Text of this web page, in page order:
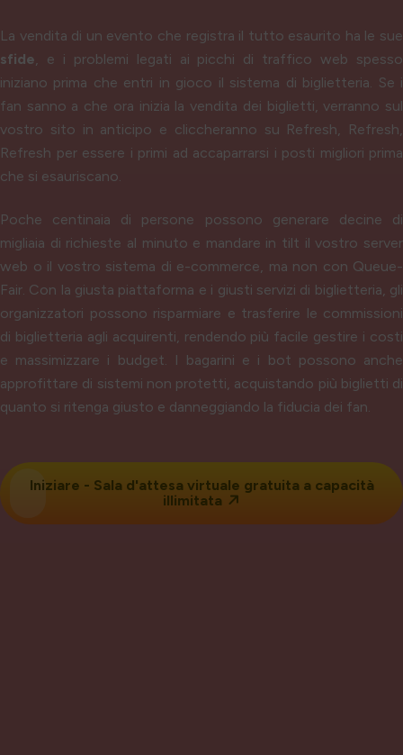
La vendita di un evento che registra il tutto esaurito ha le sue
sfide , e i problemi legati ai picchi di traffico web spesso
iniziano prima che entri in gioco il sistema di biglietteria. Se i
fan sanno a che ora inizia la vendita dei biglietti, verranno sul
vostro sito in anticipo e cliccheranno su Refresh, Refresh,
Refresh per essere i primi ad accaparrarsi i posti migliori prima
che si esauriscano.
Poche centinaia di persone possono generare decine di
migliaia di richieste al minuto e mandare in tilt il vostro server
web o il vostro sistema di e-commerce, ma non con Queue-
Fair. Con la giusta piattaforma e i giusti servizi di biglietteria, gli
organizzatori possono risparmiare e trasferire le commissioni
di biglietteria agli acquirenti, rendendo più facile gestire i costi
e massimizzare i budget. I bagarini e i bot possono anche
approfittare di sistemi non protetti, acquistando più biglietti di
quanto si ritenga giusto e danneggiando la fiducia dei fan.
Iniziare - Sala d'attesa virtuale gratuita a capacità
illimitata